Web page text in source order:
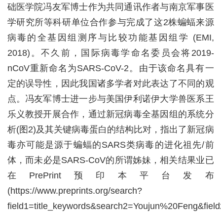
础医学院冯友军博士作为共同通讯作者与南京军事医
学研究所等科研单位合作参与完成了这2株蝙蝠来源
病毒的全基因组测序与比较功能基因组学 (EMI,
2018) 。不久前，国际病毒学命名委员会将 2019-
nCoV重新命名为SARS-CoV-2。由于该命名具有一
定的误导性，因此我国诸多学者对此表达了不同的观
点。冯友军博士进一步与美国伊利诺伊大学兽医系王
乐义教授开展合作，通过新冠病毒全基因组的系统分
析(图 2)及其关键病毒蛋白的结构比对，指出了新冠病
毒亦可能是源于蝙蝠的SARS类病毒的进化祖先/前
体，而未必是SARS-CoV的所谓姊妹，相关结果业已
在 PrePrint预印本平台发布
(https://www.preprints.org/search?